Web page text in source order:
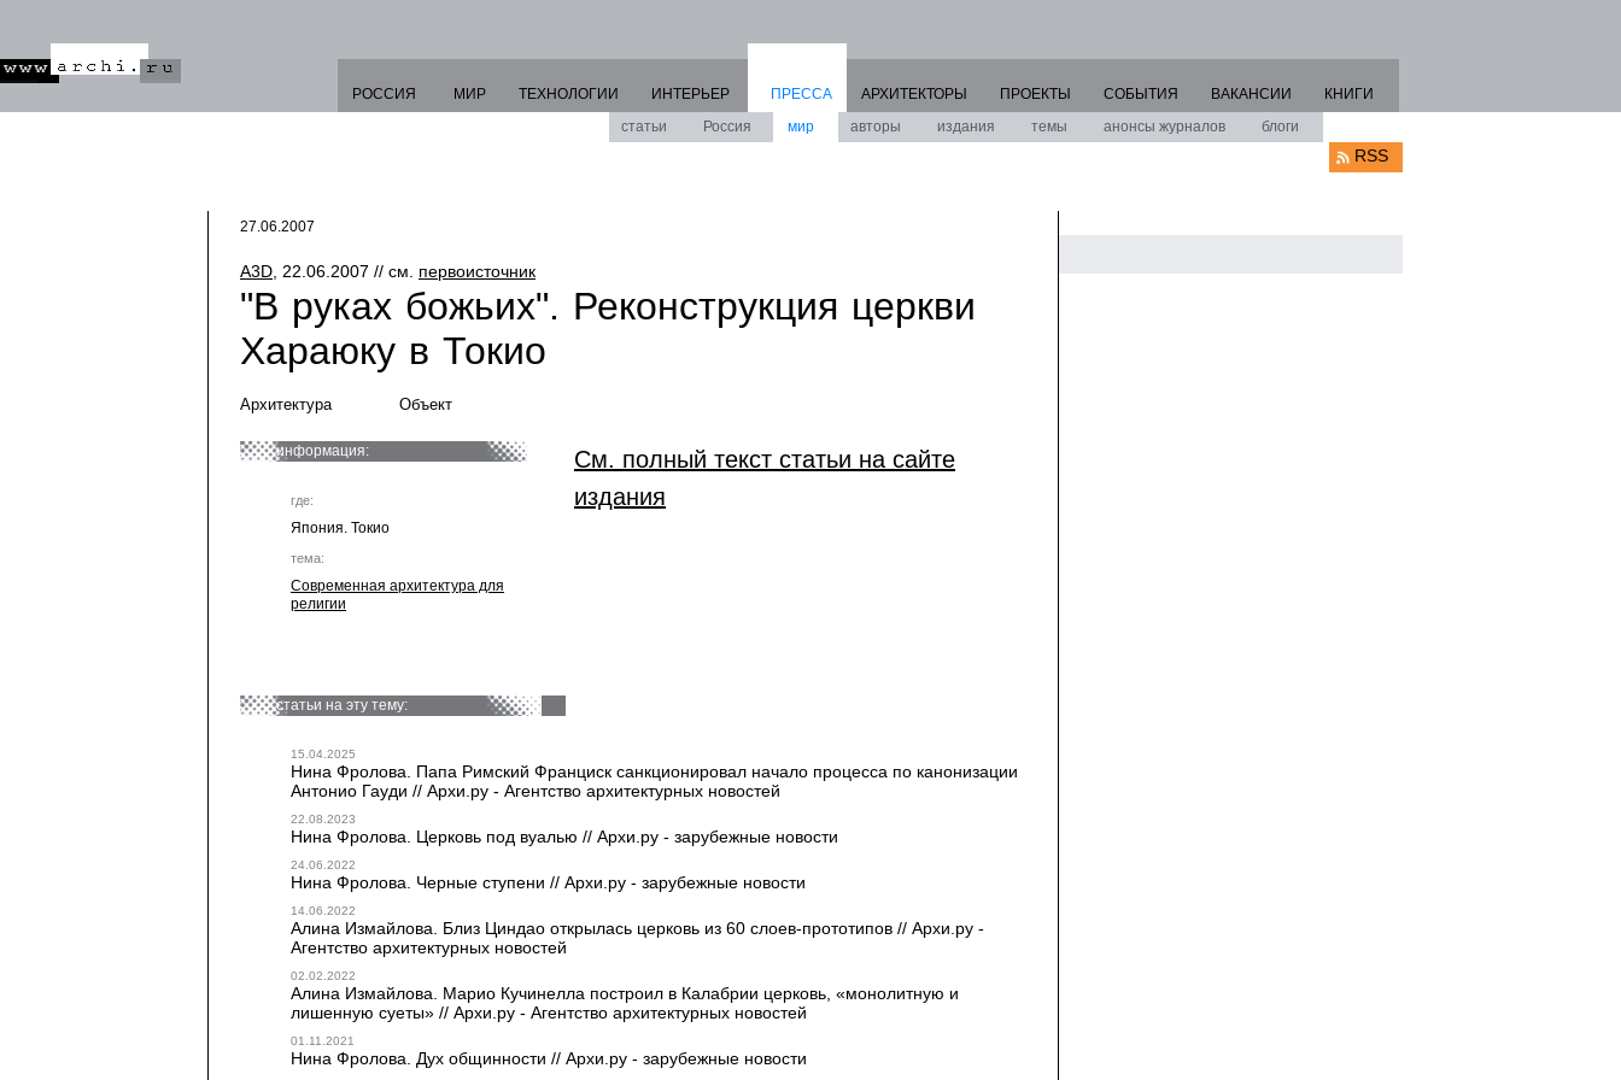
РОССИЯ МИР ТЕХНОЛОГИИ ИНТЕРЬЕР
ПРЕССА
статьи
Россия мир авторы издания темы анонсы журналов блоги
АРХИТЕКТОРЫ ПРОЕКТЫ СОБЫТИЯ ВАКАНСИИ КНИГИ
RSS
27.06.2007
A3D , 22.06.2007 // см. первоисточник
"В руках божьих". Реконструкция церкви
Хараюку в Токио
Архитектура Объект
информация:
где:
Япония. Токио
тема:
Современная архитектура для
религии
См. полный текст статьи на сайте
издания
статьи на эту тему:
15.04.2025
Нина Фролова. Папа Римский Франциск санкционировал начало процесса по канонизации
Антонио Гауди // Архи.ру - Агентство архитектурных новостей
22.08.2023
Нина Фролова. Церковь под вуалью // Архи.ру - зарубежные новости
24.06.2022
Нина Фролова. Черные ступени // Архи.ру - зарубежные новости
14.06.2022
Алина Измайлова. Близ Циндао открылась церковь из 60 слоев-прототипов // Архи.ру -
Агентство архитектурных новостей
02.02.2022
Алина Измайлова. Марио Кучинелла построил в Калабрии церковь, «монолитную и
лишенную суеты» // Архи.ру - Агентство архитектурных новостей
01.11.2021
Нина Фролова. Дух общинности // Архи.ру - зарубежные новости